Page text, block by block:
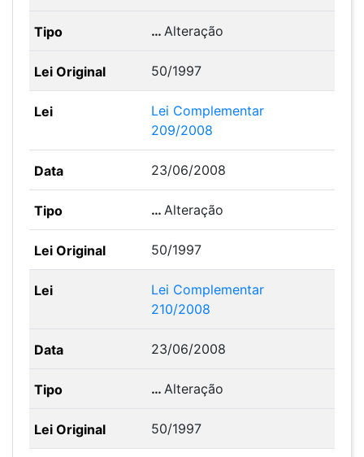
…Alteração
50/1997
Lei Complementar
209/2008
23/06/2008
…Alteração
50/1997
Lei Complementar
210/2008
23/06/2008
…Alteração
50/1997